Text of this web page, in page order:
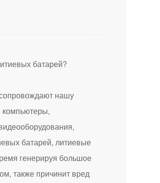
батарей?
нашу
компьютеры,
батарей, литиевые
генерируя большое
также причинит вред